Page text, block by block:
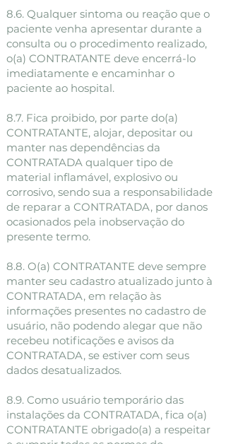
8.6. Qualquer sintoma ou reação que o
paciente venha apresentar durante a
consulta ou o procedimento realizado,
o(a) CONTRATANTE deve encerrá-lo
imediatamente e encaminhar o
paciente ao hospital.
8.7. Fica proibido, por parte do(a)
CONTRATANTE, alojar, depositar ou
manter nas dependências da
CONTRATADA qualquer tipo de
material inflamável, explosivo ou
corrosivo, sendo sua a responsabilidade
de reparar a CONTRATADA, por danos
ocasionados pela inobservação do
presente termo.
8.8. O(a) CONTRATANTE deve sempre
manter seu cadastro atualizado junto à
CONTRATADA, em relação às
informações presentes no cadastro de
usuário, não podendo alegar que não
recebeu notificações e avisos da
CONTRATADA, se estiver com seus
dados desatualizados.
8.9. Como usuário temporário das
instalações da CONTRATADA, fica o(a)
CONTRATANTE obrigado(a) a respeitar